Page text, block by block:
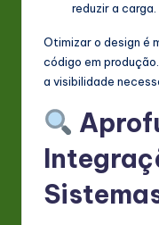
reduzir a carga.
Otimizar o design é
código em
a visibilidade